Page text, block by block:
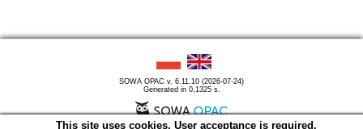
SOWA OPAC v. 6.11.10 (2026-07-24)
Generated in 0,1325 s.
This site uses cookies. User acceptance is required.